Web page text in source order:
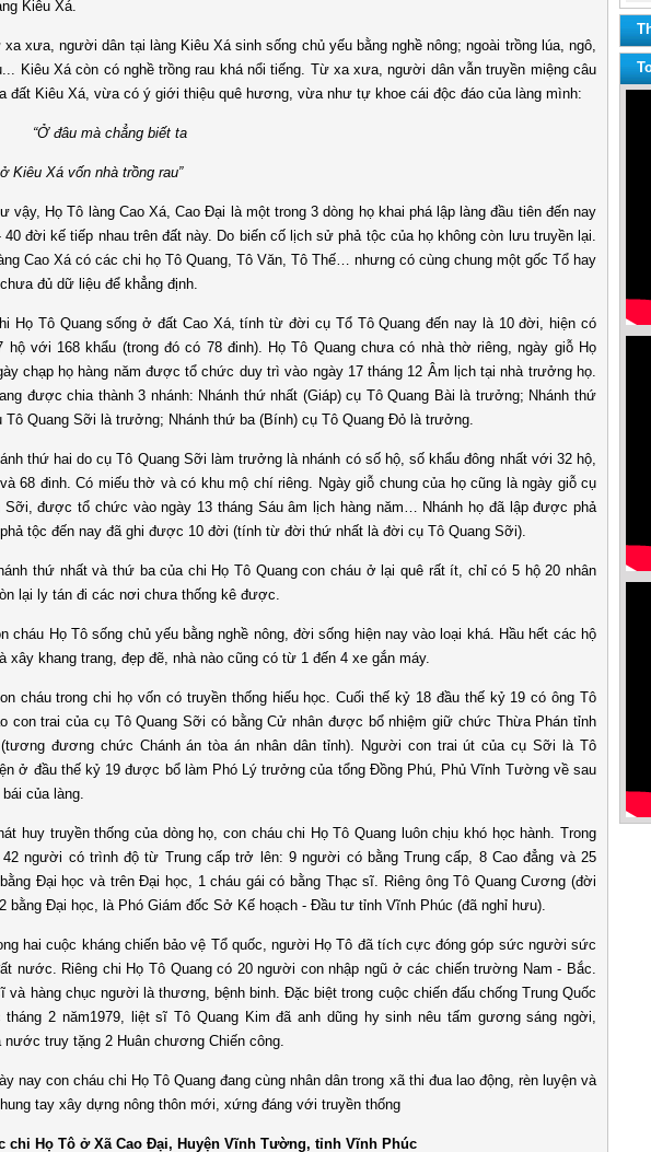
Kiêu Xá.
người dân tại làng Kiêu Xá sinh sống chủ yếu bằng nghề nông; ngoài trồng lúa, ngô,
Kiêu Xá còn có nghề trồng rau khá nổi tiếng. Từ xa xưa, người dân vẫn truyền miệng câu
đất Kiêu Xá, vừa có ý giới thiệu quê hương, vừa như tự khoe cái độc đáo của làng mình:
đâu mà chẳng biết ta
Xá vốn nhà trồng rau”
Họ Tô làng Cao Xá, Cao Đại là một trong 3 dòng họ khai phá lập làng đầu tiên đến nay
40 đời kế tiếp nhau trên đất này. Do biến cố lịch sử phả tộc của họ không còn lưu truyền lại.
Cao Xá có các chi họ Tô Quang, Tô Văn, Tô Thế… nhưng có cùng chung một gốc Tổ hay
đủ dữ liệu để khẳng định.
Quang sống ở đất Cao Xá, tính từ đời cụ Tổ Tô Quang đến nay là 10 đời, hiện có
hộ với 168 khẩu (trong đó có 78 đinh). Họ Tô Quang chưa có nhà thờ riêng, ngày giỗ Họ
chạp họ hàng năm được tổ chức duy trì vào ngày 17 tháng 12 Âm lịch tại nhà trưởng họ.
được chia thành 3 nhánh: Nhánh thứ nhất (Giáp) cụ Tô Quang Bài là trưởng; Nhánh thứ
Tô Quang Sỡi là trưởng; Nhánh thứ ba (Bính) cụ Tô Quang Đỏ là trưởng.
hai do cụ Tô Quang Sỡi làm trưởng là nhánh có số hộ, số khẩu đông nhất với 32 hộ,
68 đinh. Có miếu thờ và có khu mộ chí riêng. Ngày giỗ chung của họ cũng là ngày giỗ cụ
Sỡi, được tổ chức vào ngày 13 tháng Sáu âm lịch hàng năm… Nhánh họ đã lập được phả
tộc đến nay đã ghi được 10 đời (tính từ đời thứ nhất là đời cụ Tô Quang Sỡi).
nhất và thứ ba của chi Họ Tô Quang con cháu ở lại quê rất ít, chỉ có 5 hộ 20 nhân
lại ly tán đi các nơi chưa thống kê được.
Họ Tô sống chủ yếu bằng nghề nông, đời sống hiện nay vào loại khá. Hầu hết các hộ
xây khang trang, đẹp đẽ, nhà nào cũng có từ 1 đến 4 xe gắn máy.
trong chi họ vốn có truyền thống hiếu học. Cuối thế kỷ 18 đầu thế kỷ 19 có ông Tô
con trai của cụ Tô Quang Sỡi có bằng Cử nhân được bổ nhiệm giữ chức Thừa Phán tỉnh
đương chức Chánh án tòa án nhân dân tỉnh). Người con trai út của cụ Sỡi là Tô
ở đầu thế kỷ 19 được bổ làm Phó Lý trưởng của tổng Đồng Phú, Phủ Vĩnh Tường về sau
bái của làng.
truyền thống của dòng họ, con cháu chi Họ Tô Quang luôn chịu khó học hành. Trong
người có trình độ từ Trung cấp trở lên: 9 người có bằng Trung cấp, 8 Cao đẳng và 25
Đại học và trên Đại học, 1 cháu gái có bằng Thạc sĩ. Riêng ông Tô Quang Cương (đời
bằng Đại học, là Phó Giám đốc Sở Kế hoạch - Đầu tư tỉnh Vĩnh Phúc (đã nghỉ hưu).
cuộc kháng chiến bảo vệ Tổ quốc, người Họ Tô đã tích cực đóng góp sức người sức
nước. Riêng chi Họ Tô Quang có 20 người con nhập ngũ ở các chiến trường Nam - Bắc.
và hàng chục người là thương, bệnh binh. Đặc biệt trong cuộc chiến đấu chống Trung Quốc
2 năm1979, liệt sĩ Tô Quang Kim đã anh dũng hy sinh nêu tấm gương sáng ngời,
truy tặng 2 Huân chương Chiến công.
con cháu chi Họ Tô Quang đang cùng nhân dân trong xã thi đua lao động, rèn luyện và
tay xây dựng nông thôn mới, xứng đáng với truyền thống
Họ Tô ở Xã Cao Đại, Huyện Vĩnh Tường, tỉnh Vĩnh Phúc